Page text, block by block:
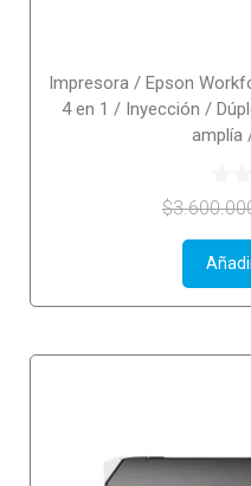
Impresora / Epson
4 en 1 / Inyección /
amplía
0
u
t
o
f
$